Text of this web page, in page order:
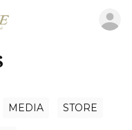
MEDIA STORE